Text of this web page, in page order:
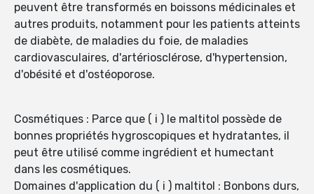
peuvent être transformés en boissons médicinales et
autres produits, notamment pour les patients atteints
de diabète, de maladies du foie, de maladies
cardiovasculaires, d'artériosclérose, d'hypertension,
d'obésité et d'ostéoporose.
Cosmétiques : Parce que ( i ) le maltitol possède de
bonnes propriétés hygroscopiques et hydratantes, il
peut être utilisé comme ingrédient et humectant
dans les cosmétiques.
Domaines d'application du ( i ) maltitol : Bonbons durs,